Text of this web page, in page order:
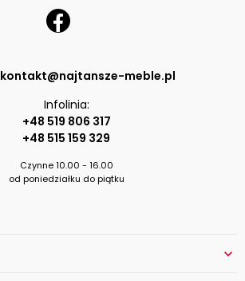
kontakt@najtansze-meble.pl
Infolinia:
+48 519 806 317
+48 515 159 329
Czynne 10.00 - 16.00
od poniedziałku do piątku
